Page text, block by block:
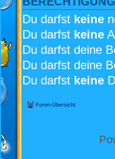
Du darfst keine
Du darfst keine
Du darfst deine
Du darfst deine
Du darfst keine
Foren-Übersicht